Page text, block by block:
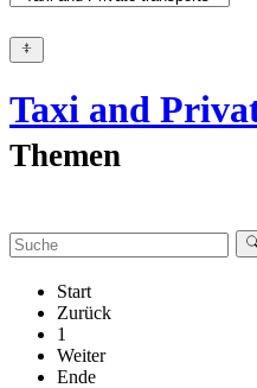
Taxi and
Themen
Start
Zurück
1
Weiter
Ende